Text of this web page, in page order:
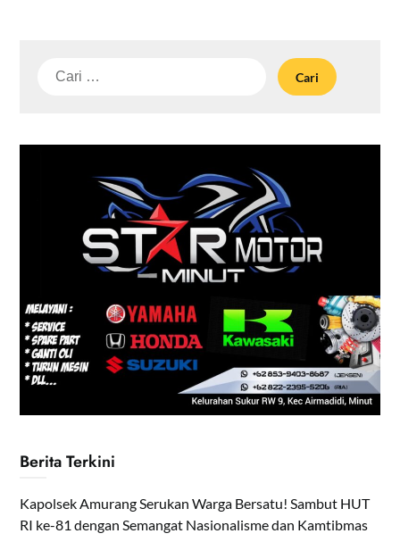
Cari
Berita Terkini
Kapolsek Amurang Serukan Warga Bersatu! Sambut HUT
RI ke-81 dengan Semangat Nasionalisme dan Kamtibmas